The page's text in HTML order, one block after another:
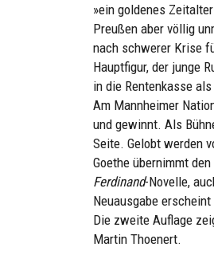
»ein golde­nes
Preußen aber völlig
nach schwerer Krise
Hauptfigur, der junge
in die Rentenkasse
Am Mannheimer
und gewinnt. Als
Seite. Gelobt werden
Goethe übernimmt
Ferdinand-Novelle,
Neuausgabe
Die zweite Auflage
Martin Thoenert.